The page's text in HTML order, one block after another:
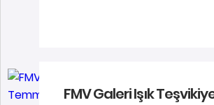
FMV Galeri Işık